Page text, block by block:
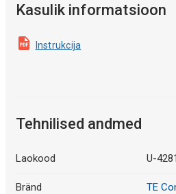
Kasulik informatsioon
Instrukcija
Tehnilised andmed
Laokood U-
Bränd TE